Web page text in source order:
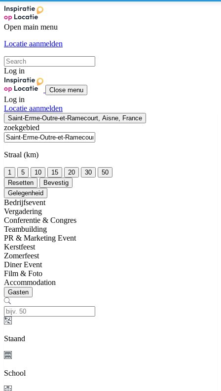
Open main menu
Locatie aanmelden
Log in
Close menu
Log in
Locatie aanmelden
Saint-Erme-Outre-et-Ramecourt, Aisne, France
zoekgebied
Straal (km)
1 5 10 15 20 30
50
Resetten
Bevestig
Gelegenheid
Bedrijfsevent
Vergadering
Conferentie & Congres
Teambuilding
PR & Marketing Event
Kerstfeest
Zomerfeest
Diner Event
Film & Foto
Accommodation
Gasten
Staand
School